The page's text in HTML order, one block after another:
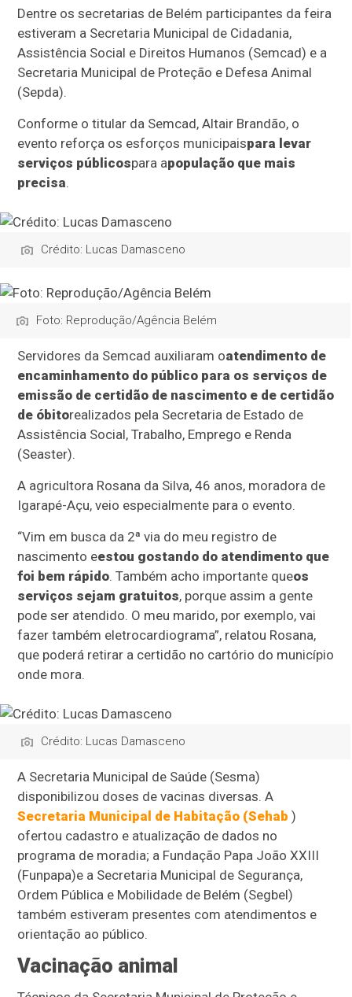
Dentre os secretarias de Belém participantes da feira
estiveram a Secretaria Municipal de Cidadania,
Assistência Social e Direitos Humanos (Semcad) e a
Secretaria Municipal de Proteção e Defesa Animal
(Sepda).
Conforme o titular da Semcad, Altair Brandão, o
evento reforça os esforços municipaispara levar
serviços públicospara apopulação que mais
precisa.
Crédito: Lucas Damasceno
Foto: Reprodução/Agência Belém
Servidores da Semcad auxiliaram oatendimento de
encaminhamento do público para os serviços de
emissão de certidão de nascimento e de certidão
de óbitorealizados pela Secretaria de Estado de
Assistência Social, Trabalho, Emprego e Renda
(Seaster).
A agricultora Rosana da Silva, 46 anos, moradora de
Igarapé-Açu, veio especialmente para o evento.
“Vim em busca da 2ª via do meu registro de
nascimento eestou gostando do atendimento que
foi bem rápido. Também acho importante queos
serviços sejam gratuitos, porque assim a gente
pode ser atendido. O meu marido, por exemplo, vai
fazer também eletrocardiograma”, relatou Rosana,
que poderá retirar a certidão no cartório do município
onde mora.
Crédito: Lucas Damasceno
A Secretaria Municipal de Saúde (Sesma)
disponibilizou doses de vacinas diversas. A
Secretaria Municipal de Habitação (Sehab )
ofertou cadastro e atualização de dados no
programa de moradia; a Fundação Papa João XXIII
(Funpapa)e a Secretaria Municipal de Segurança,
Ordem Pública e Mobilidade de Belém (Segbel)
também estiveram presentes com atendimentos e
orientação ao público.
Vacinação animal